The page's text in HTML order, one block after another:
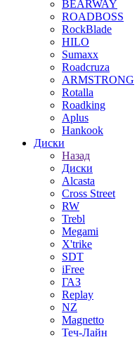
BEARWAY
ROADBOSS
RockBlade
HILO
Sumaxx
Roadcruza
ARMSTRONG
Rotalla
Roadking
Aplus
Hankook
Диски
Назад
Диски
Alcasta
Cross Street
RW
Trebl
Megami
X'trike
SDT
iFree
ГАЗ
Replay
NZ
Magnetto
Теч-Лайн